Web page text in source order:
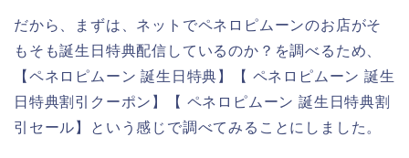
だから、まずは、ネットでペネロピムーンのお店がそ
もそも誕生日特典配信しているのか？を調べるため、
【ペネロピムーン 誕生日特典】【 ペネロピムーン 誕生
日特典割引クーポン】【 ペネロピムーン 誕生日特典割
引セール】という感じで調べてみることにしました。